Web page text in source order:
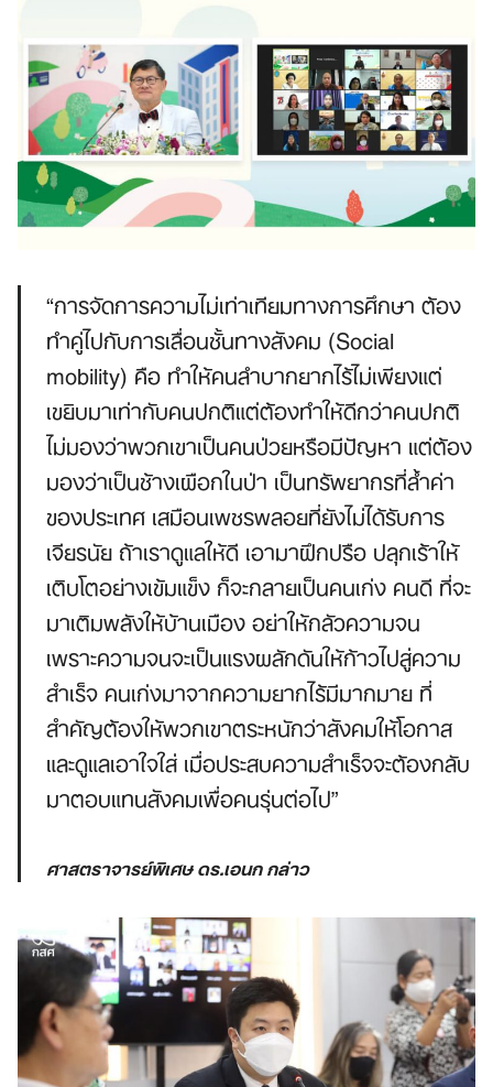
“การจัดการความไม่เท่าเทียมทางการศึกษา ต้อง
ทำคู่ไปกับการเลื่อนชั้นทางสังคม (Social
mobility) คือ ทำให้คนลำบากยากไร้ไม่เพียงแต่
เขยิบมาเท่ากับคนปกติแต่ต้องทำให้ดีกว่าคนปกติ
ไม่มองว่าพวกเขาเป็นคนป่วยหรือมีปัญหา แต่ต้อง
มองว่าเป็นช้างเผือกในป่า เป็นทรัพยากรที่ล้ำค่า
ของประเทศ เสมือนเพชรพลอยที่ยังไม่ได้รับการ
เจียรนัย ถ้าเราดูแลให้ดี เอามาฝึกปรือ ปลุกเร้าให้
เติบโตอย่างเข้มแข็ง ก็จะกลายเป็นคนเก่ง คนดี ที่จะ
มาเติมพลังให้บ้านเมือง อย่าให้กลัวความจน
เพราะความจนจะเป็นแรงผลักดันให้ก้าวไปสู่ความ
สำเร็จ คนเก่งมาจากความยากไร้มีมากมาย ที่
สำคัญต้องให้พวกเขาตระหนักว่าสังคมให้โอกาส
และดูแลเอาใจใส่ เมื่อประสบความสำเร็จจะต้องกลับ
มาตอบแทนสังคมเพื่อคนรุ่นต่อไป”
ศาสตราจารย์พิเศษ ดร.เอนก กล่าว